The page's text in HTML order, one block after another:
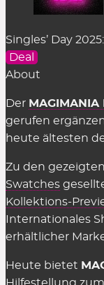
Singles’ Day
Deal
About
Der
gerufen
heute ältesten
Zu den gezeigten
Swatches
Kollektions-
Internationales
erhältlicher
Heute bietet